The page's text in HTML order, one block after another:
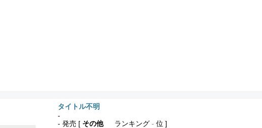
タイトル不明
-
- 発売 [ その他 ランキング - 位 ]